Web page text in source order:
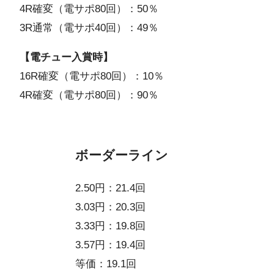
4R確変（電サポ80回）：50％
3R通常（電サポ40回）：49％
【電チュー入賞時】
16R確変（電サポ80回）：10％
4R確変（電サポ80回）：90％
ボーダーライン
2.50円：21.4回
3.03円：20.3回
3.33円：19.8回
3.57円：19.4回
等価：19.1回